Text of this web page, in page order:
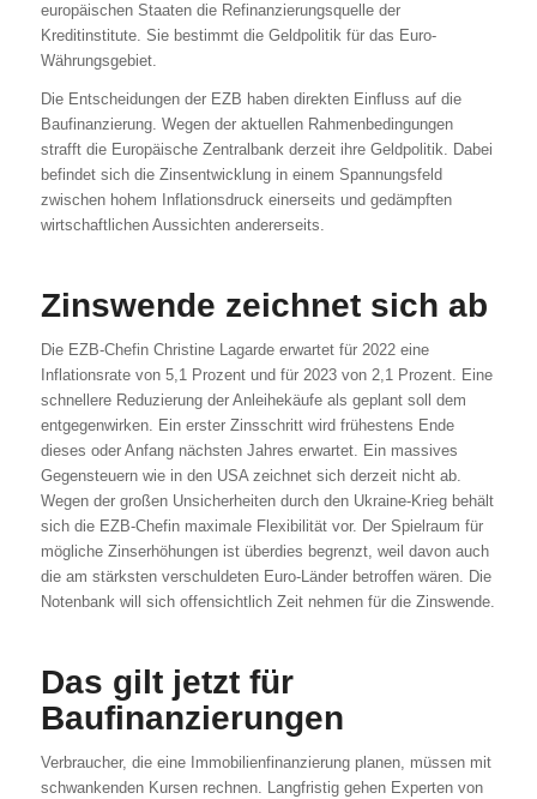
europäischen Staaten die Refinanzierungsquelle der
Kreditinstitute. Sie bestimmt die Geldpolitik für das Euro-
Währungsgebiet.
Die Entscheidungen der EZB haben direkten Einfluss auf die
Baufinanzierung. Wegen der aktuellen Rahmenbedingungen
strafft die Europäische Zentralbank derzeit ihre Geldpolitik. Dabei
befindet sich die Zinsentwicklung in einem Spannungsfeld
zwischen hohem Inflationsdruck einerseits und gedämpften
wirtschaftlichen Aussichten andererseits.
Zinswende zeichnet sich ab
Die EZB-Chefin Christine Lagarde erwartet für 2022 eine
Inflationsrate von 5,1 Prozent und für 2023 von 2,1 Prozent. Eine
schnellere Reduzierung der Anleihekäufe als geplant soll dem
entgegenwirken. Ein erster Zinsschritt wird frühestens Ende
dieses oder Anfang nächsten Jahres erwartet. Ein massives
Gegensteuern wie in den USA zeichnet sich derzeit nicht ab.
Wegen der großen Unsicherheiten durch den Ukraine-Krieg behält
sich die EZB-Chefin maximale Flexibilität vor. Der Spielraum für
mögliche Zinserhöhungen ist überdies begrenzt, weil davon auch
die am stärksten verschuldeten Euro-Länder betroffen wären. Die
Notenbank will sich offensichtlich Zeit nehmen für die Zinswende.
Das gilt jetzt für
Baufinanzierungen
Verbraucher, die eine Immobilienfinanzierung planen, müssen mit
schwankenden Kursen rechnen. Langfristig gehen Experten von